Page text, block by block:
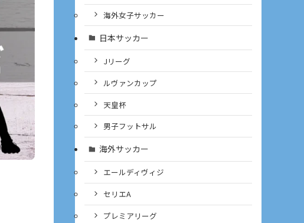
海外女子サッカー
日本サッカー
Jリーグ
ルヴァンカップ
天皇杯
男子フットサル
海外サッカー
エールディヴィジ
セリエA
プレミアリーグ